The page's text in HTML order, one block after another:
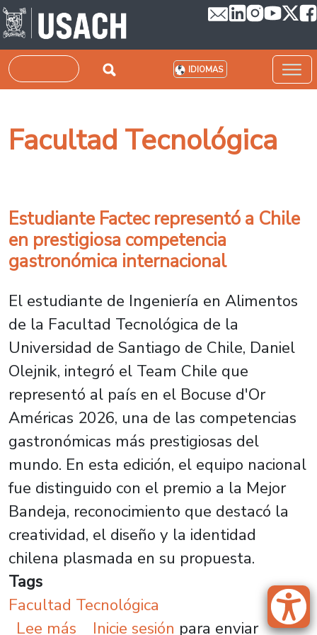
Pasar al contenido principal
Buscar IDIOMAS
Facultad Tecnológica
Estudiante Factec representó a Chile
en prestigiosa competencia
gastronómica internacional
El estudiante de Ingeniería en Alimentos
de la Facultad Tecnológica de la
Universidad de Santiago de Chile, Daniel
Olejnik, integró el Team Chile que
representó al país en el Bocuse d'Or
Américas 2026, una de las competencias
gastronómicas más prestigiosas del
mundo. En esta edición, el equipo nacional
fue distinguido con el premio a la Mejor
Bandeja, reconocimiento que destacó la
creatividad, el diseño y la identidad
chilena plasmada en su propuesta.
Tags
Facultad Tecnológica
Lee más sobre Estudiante Factec
Inicie sesión para enviar